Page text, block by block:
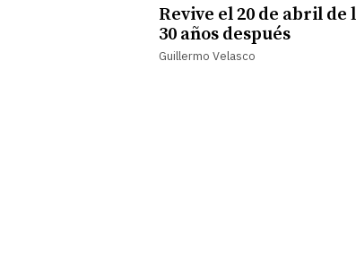
Revive el 20 de abril de
30 años después
Guillermo Velasco